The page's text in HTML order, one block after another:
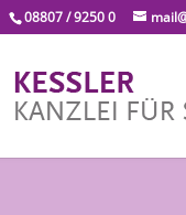
08807 / 9250 0